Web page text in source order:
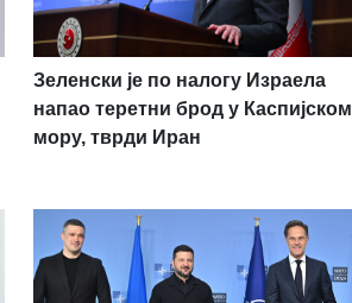
Зеленски је по налогу Израела
напао теретни брод у Каспијском
мору, тврди Иран